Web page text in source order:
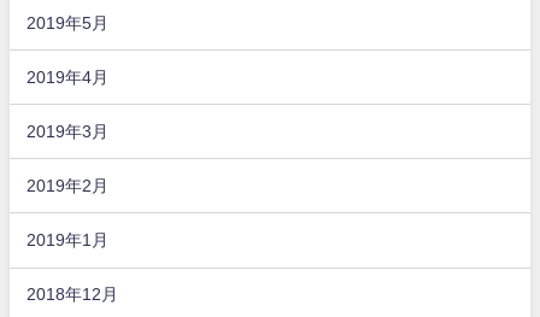
2019年5月
2019年4月
2019年3月
2019年2月
2019年1月
2018年12月